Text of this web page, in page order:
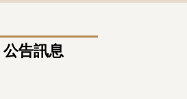
公告訊息